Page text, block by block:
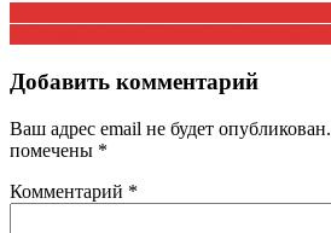
Навигация
по
записям
Добавить комментарий
Ваш адрес email не будет опубликован.
помечены *
Комментарий *